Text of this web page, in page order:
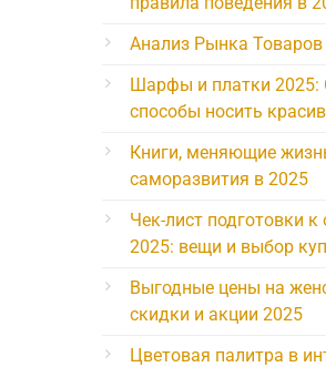
Анализ Рынка Товаров
Шарфы и платки 2025:
способы носить
Книги, меняющие
саморазвития в 2025
Чек-лист подготовки к
2025: вещи и выбор
Выгодные цены на
скидки и акции 2025
Цветовая палитра в